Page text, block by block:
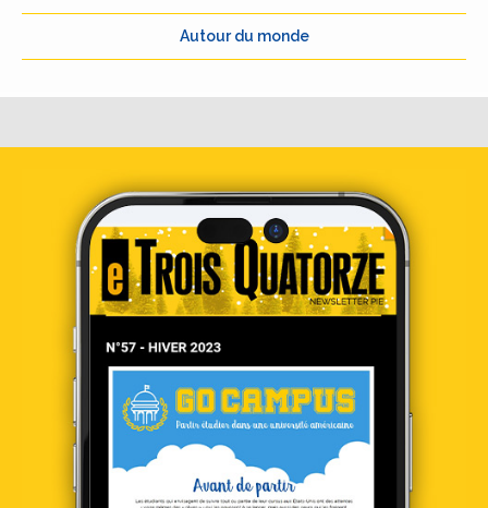
Autour du monde